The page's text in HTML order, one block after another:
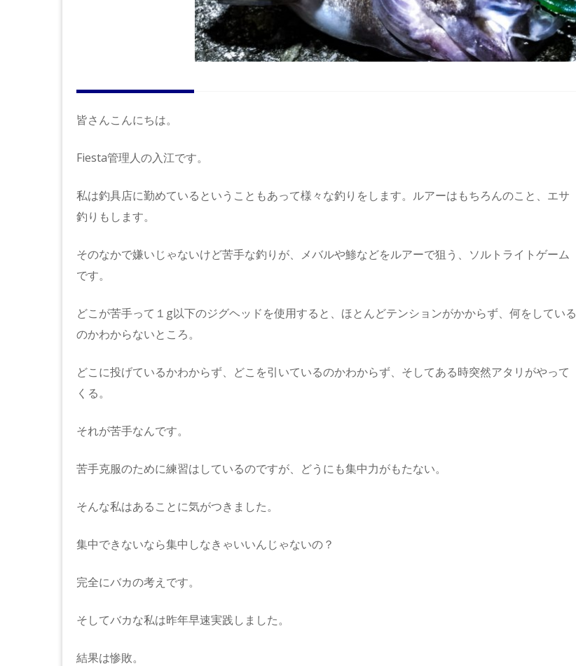
皆さんこんにちは。
Fiesta管理人の入江です。
私は釣具店に勤めているということもあって様々な釣りをします。ルアーはもちろんのこと、エサ
釣りもします。
そのなかで嫌いじゃないけど苦手な釣りが、メバルや鯵などをルアーで狙う、ソルトライトゲーム
です。
どこが苦手って１g以下のジグヘッドを使用すると、ほとんどテンションがかからず、何をしている
のかわからないところ。
どこに投げているかわからず、どこを引いているのかわからず、そしてある時突然アタリがやって
くる。
それが苦手なんです。
苦手克服のために練習はしているのですが、どうにも集中力がもたない。
そんな私はあることに気がつきました。
集中できないなら集中しなきゃいいんじゃないの？
完全にバカの考えです。
そしてバカな私は昨年早速実践しました。
結果は惨敗。